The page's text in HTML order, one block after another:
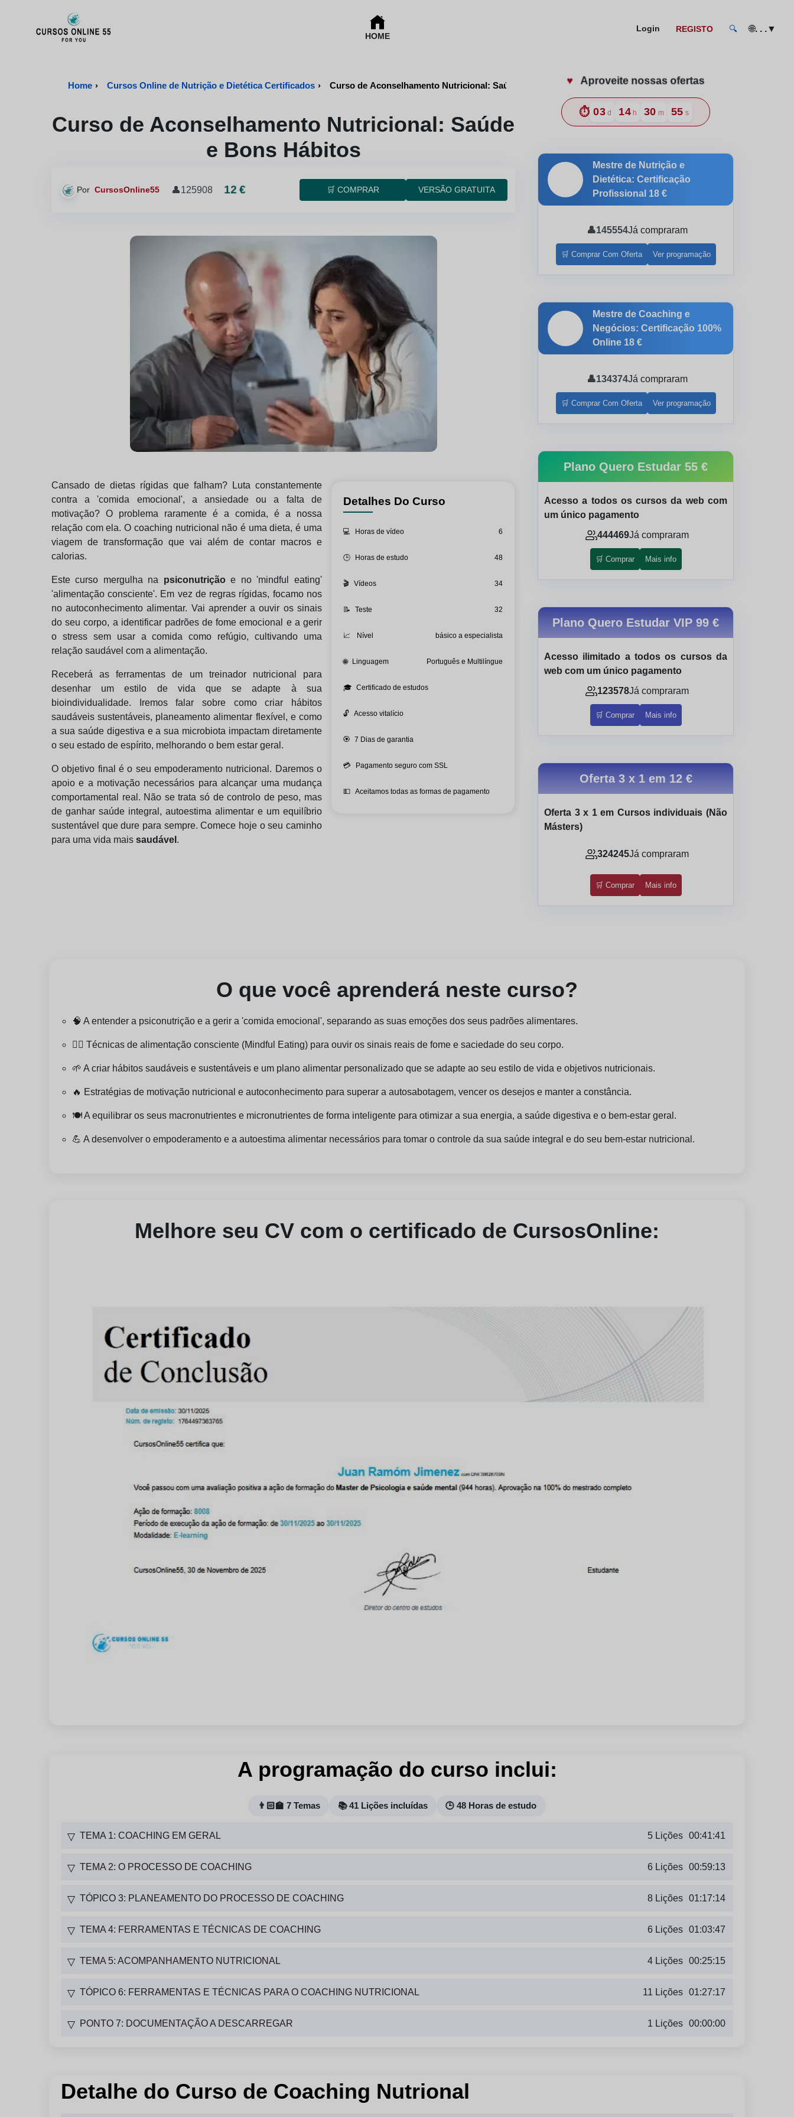
HOME
Login REGISTO 🔍 🌐. . .▼
Home › Cursos Online de Nutrição e Dietética Certificados › Curso de Aconselhamento Nutricional: Saúde e Bons Hábitos
Curso de Aconselhamento Nutricional: Saúde
e Bons Hábitos
Por CursosOnline55 👤125908 12 € 🛒 COMPRAR VERSÃO GRATUITA
Cansado de dietas rígidas que falham? Luta constantemente
contra a 'comida emocional', a ansiedade ou a falta de
motivação? O problema raramente é a comida, é a nossa
relação com ela. O coaching nutricional não é uma dieta, é uma
viagem de transformação que vai além de contar macros e
calorias.
Este curso mergulha na psiconutriçãoe no 'mindful eating'
'alimentação consciente'. Em vez de regras rígidas, focamo nos
no autoconhecimento alimentar. Vai aprender a ouvir os sinais
do seu corpo, a identificar padrões de fome emocional e a gerir
o stress sem usar a comida como refúgio, cultivando uma
relação saudável com a alimentação.
Receberá as ferramentas de um treinador nutricional para
desenhar um estilo de vida que se adapte à sua
bioindividualidade. Iremos falar sobre como criar hábitos
saudáveis sustentáveis, planeamento alimentar flexível, e como
a sua saúde digestiva e a sua microbiota impactam diretamente
o seu estado de espírito, melhorando o bem estar geral.
O objetivo final é o seu empoderamento nutricional. Daremos o
apoio e a motivação necessários para alcançar uma mudança
comportamental real. Não se trata só de controlo de peso, mas
de ganhar saúde integral, autoestima alimentar e um equilíbrio
sustentável que dure para sempre. Comece hoje o seu caminho
para uma vida mais saudável .
Detalhes Do Curso
💻 Horas de vídeo 6
🕒 Horas de estudo 48
🎬 Vídeos 34
📝 Teste 32
📈 Nível básico a especialista
🌐 Linguagem Português e Multilíngue
🎓 Certificado de estudos
🔓 Acesso vitalício
🏵️ 7 Dias de garantia
💳 Pagamento seguro com SSL
💵 Aceitamos todas as formas de pagamento
♥️ Aproveite nossas ofertas
⏱️ 03 d 14 h 30 m 54 s
Mestre de Nutrição e
Dietética: Certificação
Profissional 18 €
👤145554Já compraram
🛒 Comprar Com Oferta Ver programação
Mestre de Coaching e
Negócios: Certificação 100%
Online 18 €
👤134374Já compraram
🛒 Comprar Com Oferta Ver programação
Plano Quero Estudar 55 €
Acesso a todos os cursos da web com
um único pagamento
444469Já compraram
🛒 Comprar Mais info
Plano Quero Estudar VIP 99 €
Acesso ilimitado a todos os cursos da
web com um único pagamento
123578Já compraram
🛒 Comprar Mais info
Oferta 3 x 1 em 12 €
Oferta 3 x 1 em Cursos individuais (Não
Másters)
324245Já compraram
🛒 Comprar Mais info
O que você aprenderá neste curso?
🧠 A entender a psiconutrição e a gerir a 'comida emocional', separando as suas emoções dos seus padrões alimentares.
🧘‍♀️ Técnicas de alimentação consciente (Mindful Eating) para ouvir os sinais reais de fome e saciedade do seu corpo.
🌱 A criar hábitos saudáveis e sustentáveis e um plano alimentar personalizado que se adapte ao seu estilo de vida e objetivos nutricionais.
🔥 Estratégias de motivação nutricional e autoconhecimento para superar a autosabotagem, vencer os desejos e manter a constância.
🍽️ A equilibrar os seus macronutrientes e micronutrientes de forma inteligente para otimizar a sua energia, a saúde digestiva e o bem-estar geral.
💪 A desenvolver o empoderamento e a autoestima alimentar necessários para tomar o controle da sua saúde integral e do seu bem-estar nutricional.
Melhore seu CV com o certificado de CursosOnline:
A programação do curso inclui:
👨🏻‍🏫 7 Temas 📚 41 Lições incluídas 🕒 48 Horas de estudo
▽ TEMA 1: COACHING EM GERAL 5 Lições 00:41:41
▽ TEMA 2: O PROCESSO DE COACHING 6 Lições 00:59:13
▽ TÓPICO 3: PLANEAMENTO DO PROCESSO DE COACHING 8 Lições 01:17:14
▽ TEMA 4: FERRAMENTAS E TÉCNICAS DE COACHING 6 Lições 01:03:47
▽ TEMA 5: ACOMPANHAMENTO NUTRICIONAL 4 Lições 00:25:15
▽ TÓPICO 6: FERRAMENTAS E TÉCNICAS PARA O COACHING NUTRICIONAL 11 Lições 01:27:17
▽ PONTO 7: DOCUMENTAÇÃO A DESCARREGAR 1 Lições 00:00:00
Detalhe do Curso de Coaching Nutrional